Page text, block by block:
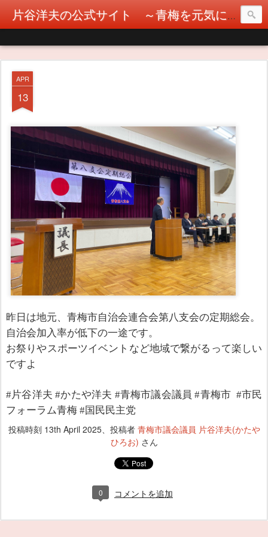
片谷洋夫の公式サイト ～青梅を元気に！カタヤぶりな挑戦！～
APR
13
昨日は地元、青梅市自治会連合会第八支会の定期総会。
自治会加入率が低下の一途です。
お祭りやスポーツイベントなど地域で繋がるって楽しい
ですよ
#片谷洋夫 #かたや洋夫 #青梅市議会議員 #青梅市 #市民
フォーラム青梅 #国民民主党
投稿時刻 13th April 2025、投稿者 青梅市議会議員 片谷洋夫(かたや
ひろお) さん
0 コメントを追加